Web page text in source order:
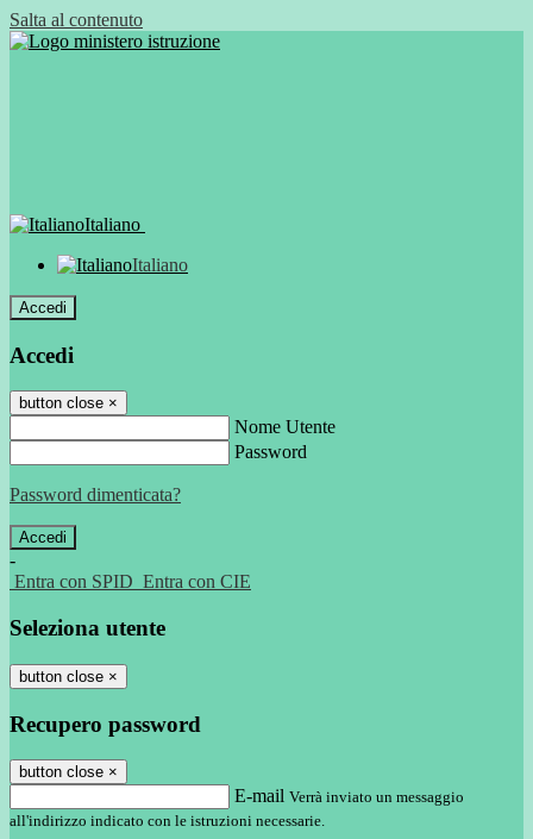
Salta al contenuto
Italiano
Italiano
Accedi
Accedi
button close ×
Nome Utente
Password
Password dimenticata?
-
Entra con SPID Entra con CIE
Seleziona utente
button close ×
Recupero password
button close ×
E-mail Verrà inviato un messaggio
all'indirizzo indicato con le istruzioni necessarie.